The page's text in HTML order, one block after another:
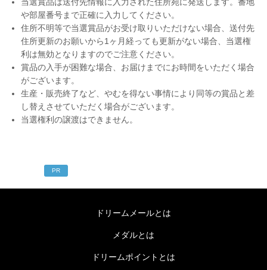
当選賞品は送付先情報に入力された住所宛に発送します。番地
や部屋番号まで正確に入力してください。
住所不明等で当選賞品がお受け取りいただけない場合、送付先
住所更新のお願いから1ヶ月経っても更新がない場合、当選権
利は無効となりますのでご注意ください。
賞品の入手が困難な場合、お届けまでにお時間をいただく場合
がございます。
生産・販売終了など、やむを得ない事情により同等の賞品と差
し替えさせていただく場合がございます。
当選権利の譲渡はできません。
PR
ドリームメールとは
メダルとは
ドリームポイントとは